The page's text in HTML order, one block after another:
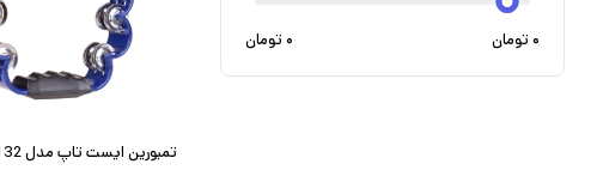
۰ تومان ۰ تومان
تمبورین ایست تاپ مدل B-300132